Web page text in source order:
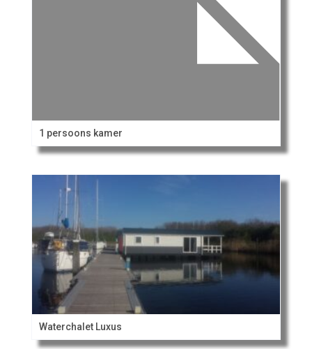
1 persoons kamer
Waterchalet Luxus